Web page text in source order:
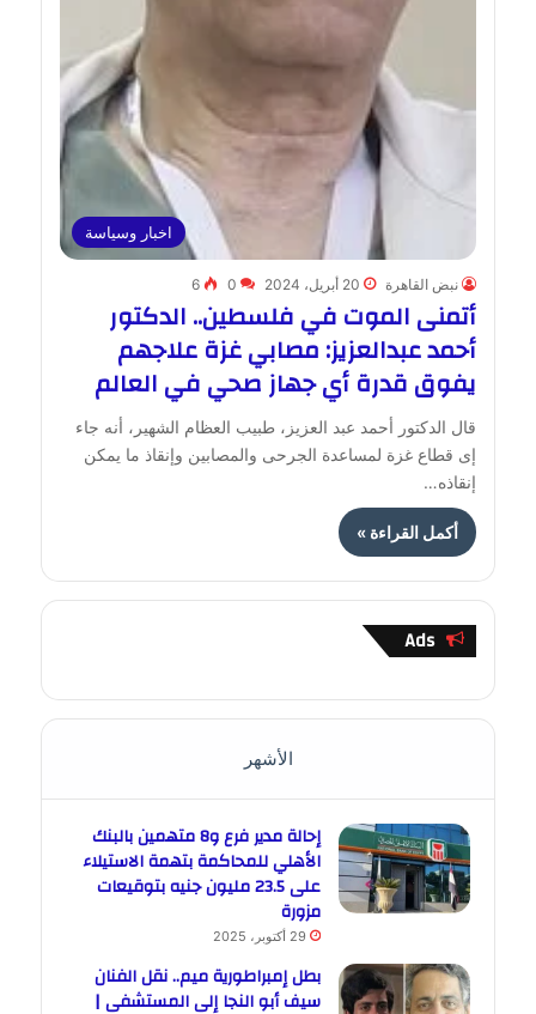
اخبار وسياسة
نبض القاهرة 20 أبريل، 2024 0
6
أتمنى الموت في فلسطين.. الدكتور
أحمد عبدالعزيز: مصابي غزة علاجهم
يفوق قدرة أي جهاز صحي في العالم
قال الدكتور أحمد عبد العزيز، طبيب العظام الشهير، أنه جاء
إى قطاع غزة لمساعدة الجرحى والمصابين وإنقاذ ما يمكن
إنقاذه…
أكمل القراءة »
Ads
الأشهر
إحالة مدير فرع و8 متهمين بالبنك
الأهلي للمحاكمة بتهمة الاستيلاء
على 23.5 مليون جنيه بتوقيعات
مزورة
29 أكتوبر، 2025
بطل إمبراطورية ميم.. نقل الفنان
سيف أبو النجا إلى المستشفى |